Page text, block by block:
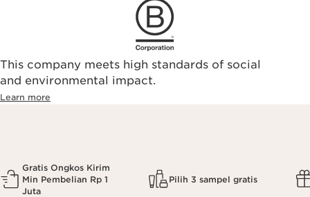
This company meets high standards of social
and environmental impact.
Learn more
Gratis Ongkos Kirim
Min Pembelian Rp 1
Juta
Pilih 3 sampel gratis